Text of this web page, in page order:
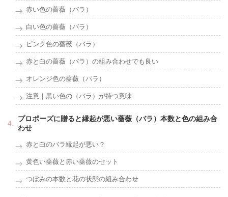
赤い色の薔薇（バラ）
白い色の薔薇（バラ）
ピンク色の薔薇（バラ）
赤と白の薔薇（バラ）の組み合わせでも良い
オレンジ色の薔薇（バラ）
注意｜黒い色の（バラ）が持つ意味
プロポーズに贈ると縁起が悪い薔薇（バラ）本数と色の組み合
わせ
赤と白のバラ縁起が悪い？
黄色い薔薇と赤い薔薇のセット
つぼみの本数と花の状態の組み合わせ